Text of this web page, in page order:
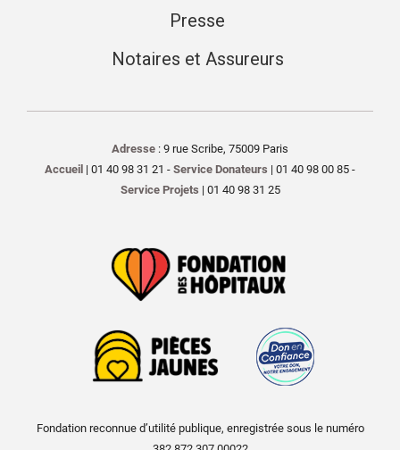
Presse
Notaires et Assureurs
Adresse : 9 rue Scribe, 75009 Paris
Accueil | 01 40 98 31 21 - Service Donateurs | 01 40 98 00 85 -
Service Projets | 01 40 98 31 25
Fondation reconnue d’utilité publique, enregistrée sous le numéro